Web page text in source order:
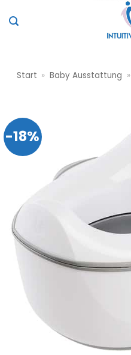
Inhalt
Start » Baby Ausstattung »
-18%